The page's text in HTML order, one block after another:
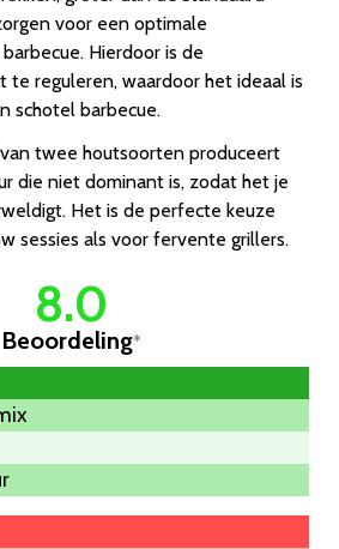
voor een optimale
Hierdoor is de
reguleren, waardoor het ideaal is
schotel barbecue.
twee houtsoorten produceert
die niet dominant is, zodat het je
Het is de perfecte keuze
sessies als voor fervente grillers.
8.0
Beoordeling*